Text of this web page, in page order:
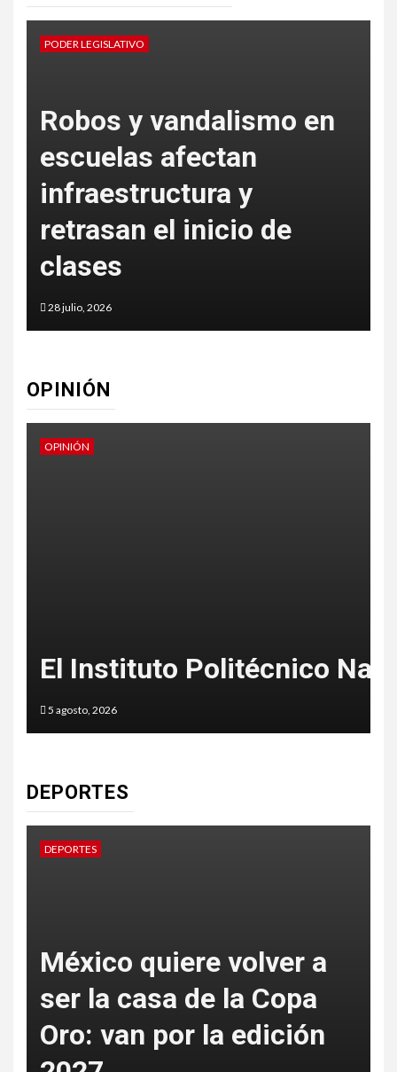
en
PODER LEGISLATIVO
Proponen
salud post
en la Cartilla de
Derechos de las
OPINIÓN
Nacional sufriendo
¿Verdad por
DEPORTES
quiere volver a
de la Copa
por la edición
México
perfecto: